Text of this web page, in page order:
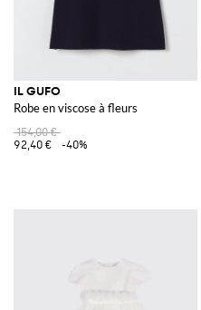
IL GUFO
Robe en viscose à fleurs
154,00 €
92,40 €
-40%